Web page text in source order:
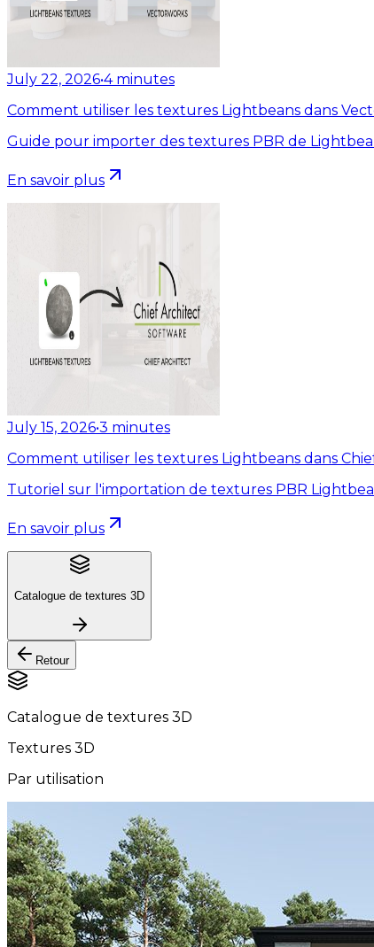
July 22, 2026•4 minutes
Comment utiliser les textures Lightbeans dans
Guide pour importer des textures PBR de
En savoir plus
July 15, 2026•3 minutes
Comment utiliser les textures Lightbeans dans
Tutoriel sur l'importation de textures PBR
En savoir plus
Catalogue de textures 3D
Retour
Catalogue de textures 3D
Textures 3D
Par utilisation